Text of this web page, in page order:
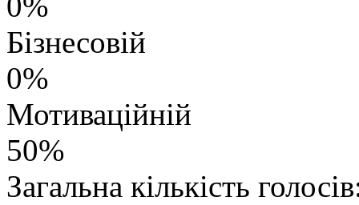
Бізнесовій
0%
Мотиваційній
50%
Загальна кількість